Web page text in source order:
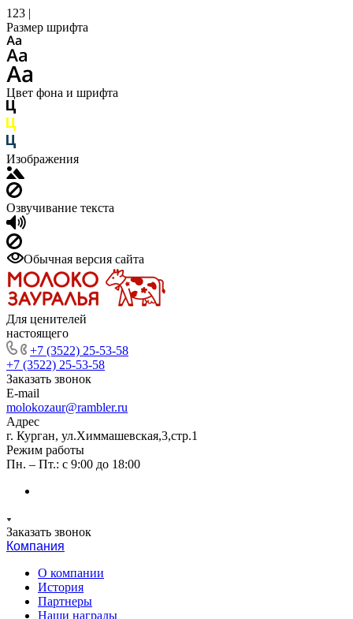
123 |
Размер шрифта
Цвет фона и шрифта
Изображения
Озвучивание текста
Обычная версия сайта
Для ценителей
настоящего
+7 (3522) 25-53-58
+7 (3522) 25-53-58
Заказать звонок
E-mail
molokozaur@rambler.ru
Адрес
г. Курган, ул.Химмашевская,3,стр.1
Режим работы
Пн. – Пт.: с 9:00 до 18:00
Заказать звонок
Компания
О компании
История
Партнеры
Наши награды